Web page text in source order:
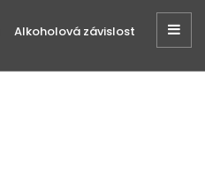
Alkoholová závislost